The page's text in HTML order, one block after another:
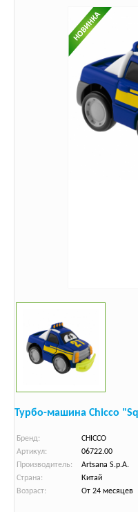
Турбо-машина Chicco
Бренд:
CHICCO
Артикул:
06722.00
Производитель:
Artsana S.p.A.
Страна:
Китай
Возраст:
От 24 месяцев